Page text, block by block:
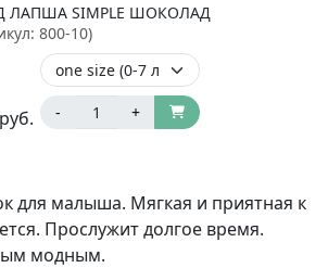
ЛАПША SIMPLE ШОКОЛАД
800-10)
руб. - +
для малыша. Мягкая и приятная к
Прослужит долгое время.
модным.